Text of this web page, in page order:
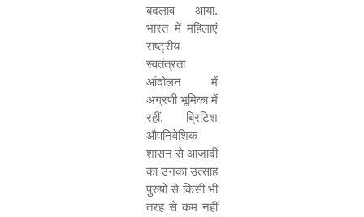
बदलाव आया.
भारत में महिलाएं
राष्ट्रीय
स्वतंत्रता
आंदोलन में
अग्रणी भूमिका में
रहीं. ब्रिटिश
औपनिवेशिक
शासन से आज़ादी
का उनका उत्साह
पुरुषों से किसी भी
तरह से कम नहीं